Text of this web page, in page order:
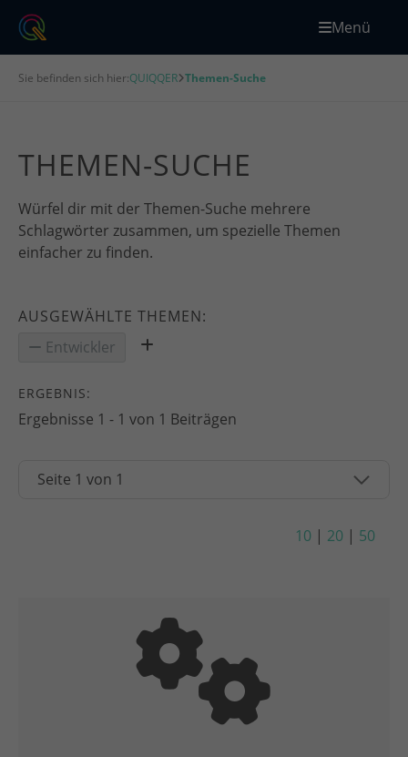
Menü
Sie befinden sich hier:QUIQQER Themen-Suche
THEMEN-SUCHE
Würfel dir mit der Themen-Suche mehrere
Schlagwörter zusammen, um spezielle Themen
einfacher zu finden.
AUSGEWÄHLTE THEMEN:
Entwickler
ERGEBNIS:
Ergebnisse 1 - 1 von 1 Beiträgen
10 | 20 | 50